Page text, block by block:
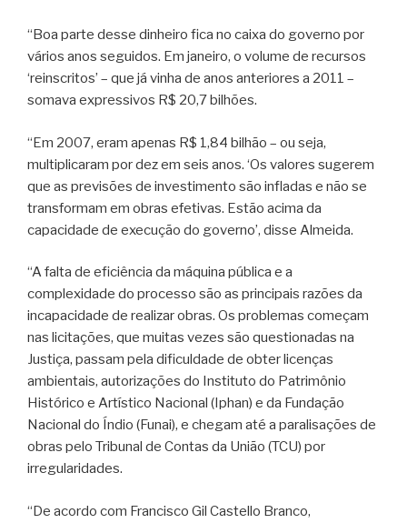
“Boa parte desse dinheiro fica no caixa do governo por
vários anos seguidos. Em janeiro, o volume de recursos
‘reinscritos’ – que já vinha de anos anteriores a 2011 –
somava expressivos R$ 20,7 bilhões.
“Em 2007, eram apenas R$ 1,84 bilhão – ou seja,
multiplicaram por dez em seis anos. ‘Os valores sugerem
que as previsões de investimento são infladas e não se
transformam em obras efetivas. Estão acima da
capacidade de execução do governo’, disse Almeida.
“A falta de eficiência da máquina pública e a
complexidade do processo são as principais razões da
incapacidade de realizar obras. Os problemas começam
nas licitações, que muitas vezes são questionadas na
Justiça, passam pela dificuldade de obter licenças
ambientais, autorizações do Instituto do Patrimônio
Histórico e Artístico Nacional (Iphan) e da Fundação
Nacional do Índio (Funai), e chegam até a paralisações de
obras pelo Tribunal de Contas da União (TCU) por
irregularidades.
“De acordo com Francisco Gil Castello Branco,